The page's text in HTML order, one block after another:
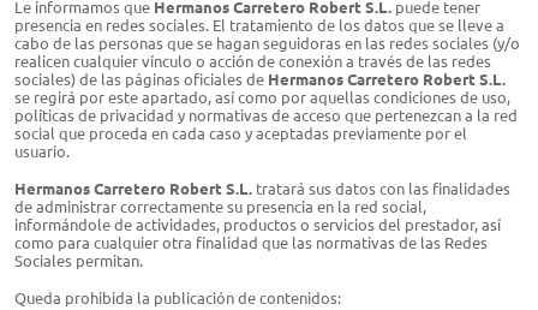
Le informamos que Hermanos Carretero Robert S.L.​​ puede tener
presencia en redes sociales. El tratamiento de los datos que se lleve a
cabo de las personas que se hagan seguidoras en las redes sociales (y/o
realicen cualquier vínculo o acción de conexión a través de las redes
sociales) de las páginas oficiales de Hermanos Carretero Robert S.L.​​
se regirá por este apartado, así como por aquellas condiciones de uso,
políticas de privacidad y normativas de acceso que pertenezcan a la red
social que proceda en cada caso y aceptadas previamente por el
usuario.
Hermanos Carretero Robert S.L.​​ tratará sus datos con las finalidades
de administrar correctamente su presencia en la red social,
informándole de actividades, productos o servicios del prestador, así
como para cualquier otra finalidad que las normativas de las Redes
Sociales permitan.
Queda prohibida la publicación de contenidos: